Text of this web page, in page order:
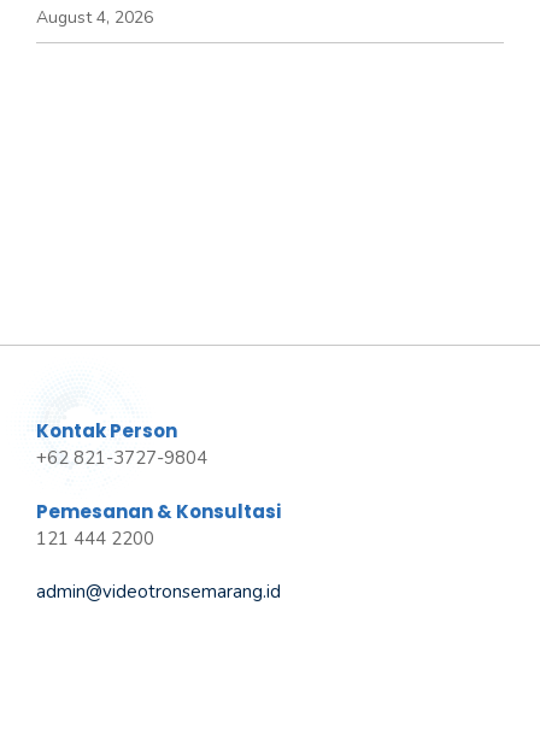
August 4, 2026
Kontak Person
+62 821-3727-9804
Pemesanan & Konsultasi
121 444 2200
admin@videotronsemarang.id